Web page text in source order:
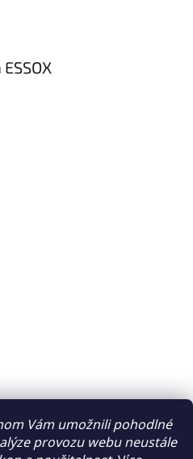
Vám umožnili pohodlné
provozu webu neustále